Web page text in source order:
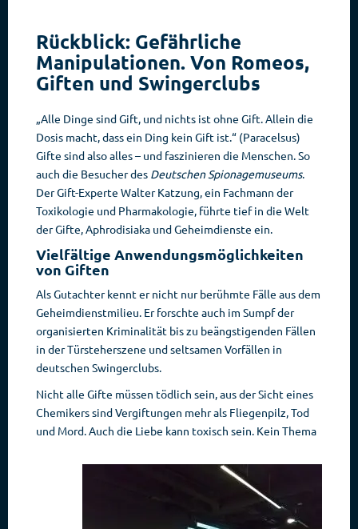
Rückblick: Gefährliche
Manipulationen. Von Romeos,
Giften und Swingerclubs
„Alle Dinge sind Gift, und nichts ist ohne Gift. Allein die
Dosis macht, dass ein Ding kein Gift ist.“ (Paracelsus)
Gifte sind also alles – und faszinieren die Menschen. So
auch die Besucher des Deutschen Spionagemuseums.
Der Gift-Experte Walter Katzung, ein Fachmann der
Toxikologie und Pharmakologie, führte tief in die Welt
der Gifte, Aphrodisiaka und Geheimdienste ein.
Vielfältige Anwendungsmöglichkeiten
von Giften
Als Gutachter kennt er nicht nur berühmte Fälle aus dem
Geheimdienstmilieu. Er forschte auch im Sumpf der
organisierten Kriminalität bis zu beängstigenden Fällen
in der Türsteherszene und seltsamen Vorfällen in
deutschen Swingerclubs.
Nicht alle Gifte müssen tödlich sein, aus der Sicht eines
Chemikers sind Vergiftungen mehr als Fliegenpilz, Tod
und Mord. Auch die Liebe kann toxisch sein. Kein Thema